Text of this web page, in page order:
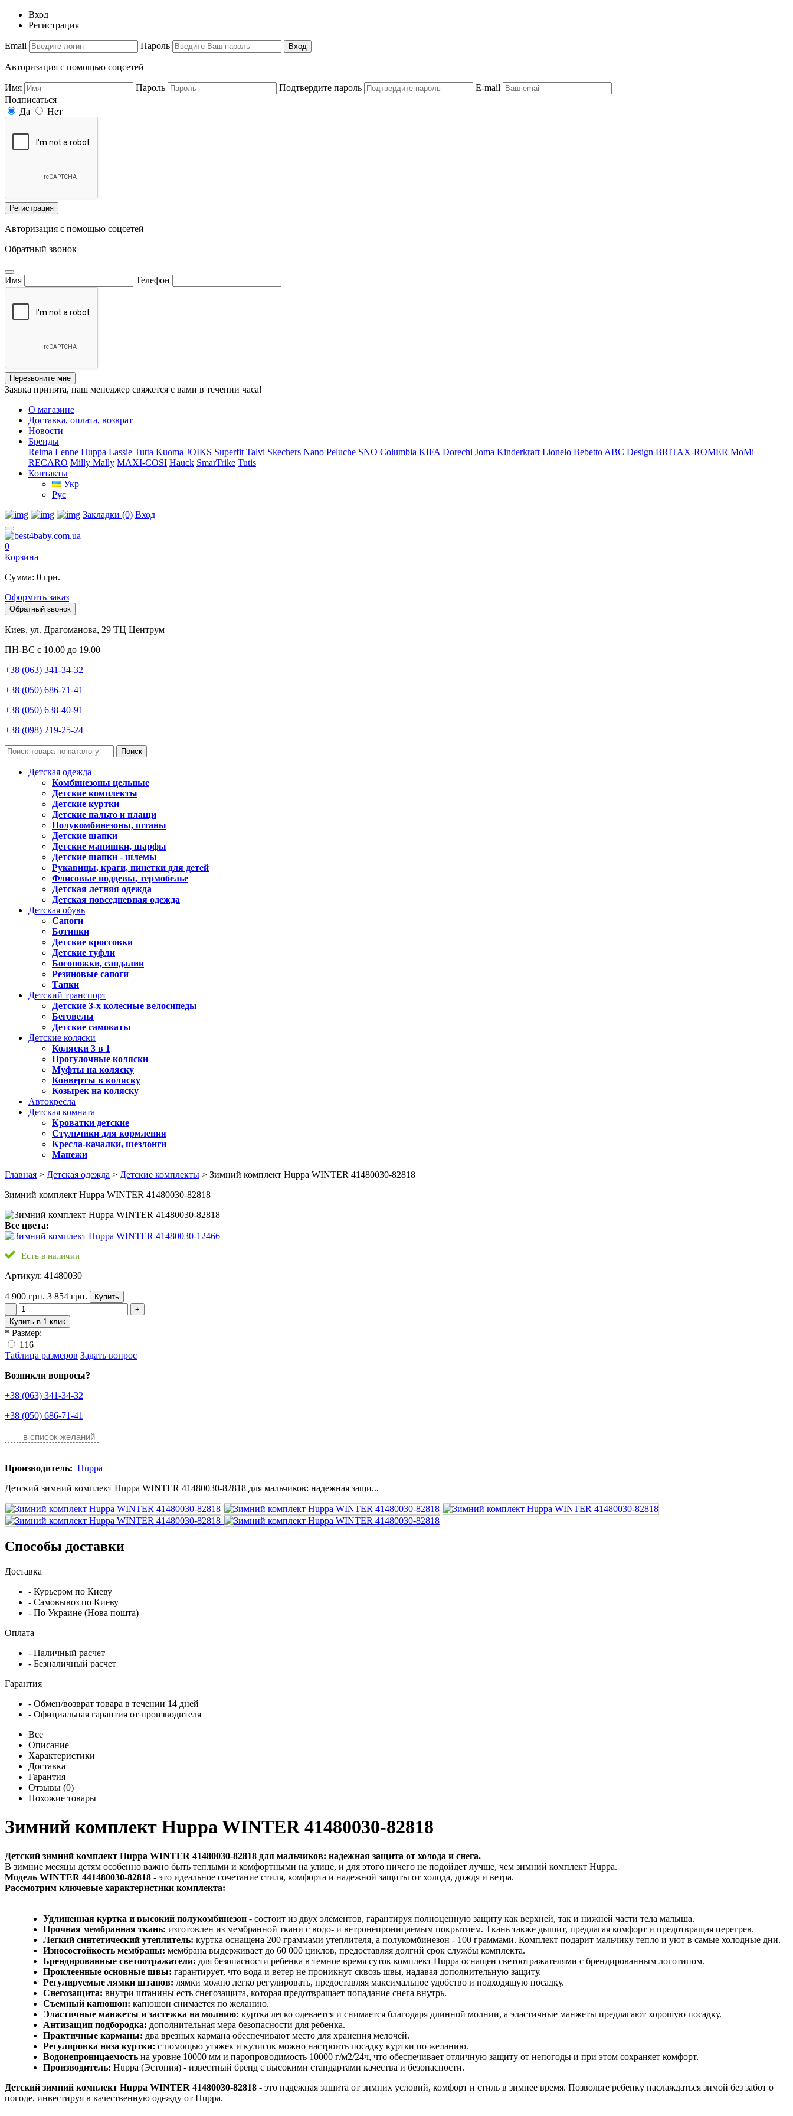
Вход
Регистрация
Email Пароль Вход
Авторизация с помощью соцсетей
Имя Пароль Подтвердите пароль
E-mail
Подписаться
Да
Нет
Регистрация
Авторизация с помощью соцсетей
Обратный звонок
Имя Телефон
Перезвоните мне
Заявка принята, наш менеджер свяжется с вами в течении часа!
О магазине
Доставка, оплата, возврат
Новости
Бренды
Reima Lenne Huppa Lassie Tutta Kuoma JOIKS Superfit Talvi Skechers Nano Peluche SNO Columbia KIFA Dorechi Joma Kinderkraft Lionelo Bebetto ABC Design BRITAX-ROMER MoMi
RECARO Milly Mally MAXI-COSI Hauck SmarTrike Tutis
Контакты
Укр
Рус
Закладки (0) Вход
0
Корзина
Сумма: 0 грн.
Оформить заказ
Обратный звонок
Киев, ул. Драгоманова, 29 ТЦ Центрум
ПН-ВС с 10.00 до 19.00
+38 (063) 341-34-32
+38 (050) 686-71-41
+38 (050) 638-40-91
+38 (098) 219-25-24
Поиск
Детская одежда
Комбинезоны цельные
Детские комплекты
Детские куртки
Детские пальто и плащи
Полукомбинезоны, штаны
Детские шапки
Детские манишки, шарфы
Детские шапки - шлемы
Рукавицы, краги, пинетки для детей
Флисовые поддевы, термобелье
Детская летняя одежда
Детская повседневная одежда
Детская обувь
Сапоги
Ботинки
Детские кроссовки
Детские туфли
Босоножки, сандалии
Резиновые сапоги
Тапки
Детский транспорт
Детские 3-х колесные велосипеды
Беговелы
Детские самокаты
Детские коляски
Коляски 3 в 1
Прогулочные коляски
Муфты на коляску
Конверты в коляску
Козырек на коляску
Автокресла
Детская комната
Кроватки детские
Стульчики для кормления
Кресла-качалки, шезлонги
Манежи
Главная > Детская одежда > Детские комплекты > Зимний комплект Huppa WINTER 41480030-82818
Зимний комплект Huppa WINTER 41480030-82818
Все цвета:
Есть в наличии
Артикул: 41480030
4 900 грн. 3 854 грн.
Купить
-
+
Купить в 1 клик
* Размер:
116
Таблица размеров Задать вопрос
Возникли вопросы?
+38 (063) 341-34-32
+38 (050) 686-71-41
в список желаний
Производитель: Huppa
Детский зимний комплект Huppa WINTER 41480030-82818 для мальчиков: надежная защи...
Способы доставки
Доставка
- Курьером по Киеву
- Самовывоз по Киеву
- По Украине (Нова пошта)
Оплата
- Наличный расчет
- Безналичный расчет
Гарантия
- Обмен/возврат товара в течении 14 дней
- Официальная гарантия от производителя
Все
Описание
Характеристики
Доставка
Гарантия
Отзывы (0)
Похожие товары
Зимний комплект Huppa WINTER 41480030-82818
Детский зимний комплект Huppa WINTER 41480030-82818 для мальчиков: надежная защита от холода и снега.
В зимние месяцы детям особенно важно быть теплыми и комфортными на улице, и для этого ничего не подойдет лучше, чем зимний комплект Huppa.
Модель WINTER 441480030-82818 - это идеальное сочетание стиля, комфорта и надежной защиты от холода, дождя и ветра.
Рассмотрим ключевые характеристики комплекта:
Удлиненная куртка и высокий полукомбинезон - состоит из двух элементов, гарантируя полноценную защиту как верхней, так и нижней части тела малыша.
Прочная мембранная ткань: изготовлен из мембранной ткани с водо- и ветронепроницаемым покрытием. Ткань также дышит, предлагая комфорт и предотвращая перегрев.
Легкий синтетический утеплитель: куртка оснащена 200 граммами утеплителя, а полукомбинезон - 100 граммами. Комплект подарит мальчику тепло и уют в самые холодные дни.
Износостойкость мембраны: мембрана выдерживает до 60 000 циклов, предоставляя долгий срок службы комплекта.
Брендированные светоотражатели: для безопасности ребенка в темное время суток комплект Huppa оснащен светоотражателями с брендированным логотипом.
Проклеенные основные швы: гарантирует, что вода и ветер не проникнут сквозь швы, надавая дополнительную защиту.
Регулируемые лямки штанов: лямки можно легко регулировать, предоставляя максимальное удобство и подходящую посадку.
Снегозащита: внутри штанины есть снегозащита, которая предотвращает попадание снега внутрь.
Съемный капюшон: капюшон снимается по желанию.
Эластичные манжеты и застежка на молнию: куртка легко одевается и снимается благодаря длинной молнии, а эластичные манжеты предлагают хорошую посадку.
Антизащип подбородка: дополнительная мера безопасности для ребенка.
Практичные карманы: два врезных кармана обеспечивают место для хранения мелочей.
Регулировка низа куртки: с помощью утяжек и кулисок можно настроить посадку куртки по желанию.
Водонепроницаемость на уровне 10000 мм и паропроводимость 10000 г/м2/24ч, что обеспечивает отличную защиту от непогоды и при этом сохраняет комфорт.
Производитель: Huppa (Эстония) - известный бренд с высокими стандартами качества и безопасности.
Детский зимний комплект Huppa WINTER 41480030-82818 - это надежная защита от зимних условий, комфорт и стиль в зимнее время. Позвольте ребенку наслаждаться зимой без забот о
погоде, инвестируя в качественную одежду от Huppa.